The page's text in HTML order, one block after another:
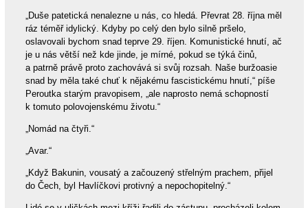
„Duše patetická nenalezne u nás, co hledá. Převrat 28. října měl
ráz téměř idylický. Kdyby po celý den bylo silně pršelo,
oslavovali bychom snad teprve 29. říjen. Komunistické hnutí, ač
je u nás větší než kde jinde, je mírné, pokud se týká činů,
a patrně právě proto zachovává si svůj rozsah. Naše buržoasie
snad by měla také chuť k nějakému fascistickému hnutí,“ píše
Peroutka starým pravopisem, „ale naprosto nemá schopností
k tomuto polovojenskému životu.“
„Nomád na čtyři.“
„Avar.“
„Když Bakunin, vousatý a začouzený střelným prachem, přijel
do Čech, byl Havlíčkovi protivný a nepochopitelný.“